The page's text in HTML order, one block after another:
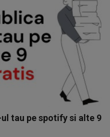
tau pe spotify si alte 9